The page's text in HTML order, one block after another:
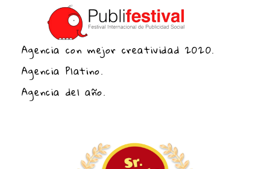
Agencia con mejor creatividad 2020.
Agencia Platino.
Agencia del año.